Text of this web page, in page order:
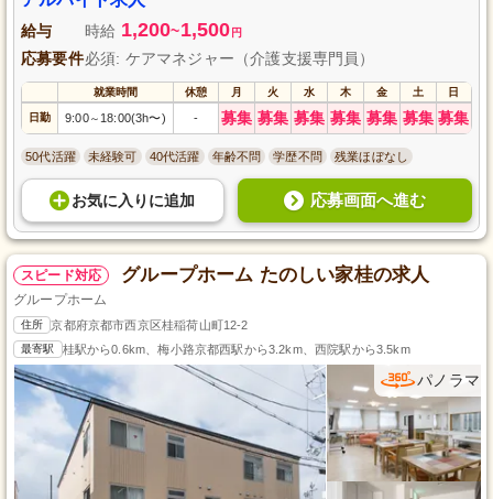
給与 時給 1,200~1,500 円
応募要件必須: ケアマネジャー（介護支援専門員）
就業時間 休憩 月 火 水 木 金 土 日
日勤 9:00～ 18:00(3h〜) - 募集 募集 募集 募集 募集 募集 募集
50代活躍 未経験可 40代活躍 年齢不問 学歴不問 残業ほぼなし
お気に入り に追加 応募画面へ進む
スピード対応 グループホーム たのしい家桂の求人
グループホーム
住所 京都府京都市西京区桂稲荷山町12-2
最寄駅 桂駅から0.6km、梅小路京都西駅から3.2km、西院駅から3.5km
パノラマ